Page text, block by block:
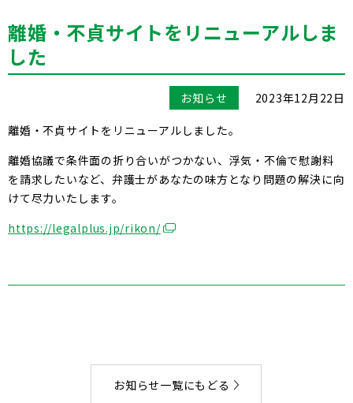
離婚・不貞サイトをリニューアルしま
した
お知らせ 2023年12月22日
離婚・不貞サイトをリニューアルしました。
離婚協議で条件面の折り合いがつかない、浮気・不倫で慰謝料
を請求したいなど、弁護士があなたの味方となり問題の解決に向
けて尽力いたします。
https://legalplus.jp/rikon/
お知らせ一覧にもどる